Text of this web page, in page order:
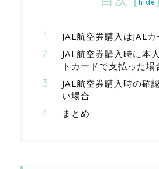
JAL航空券購入はJAL
JAL航空券購入時に本
トカードで支払った場
JAL航空券購入時の確
い場合
まとめ